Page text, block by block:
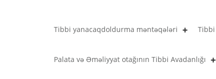
Tibbi yanacaqdoldurma məntəqələri
Palata və Əməliyyat otağının Tibbi Avadanlığı